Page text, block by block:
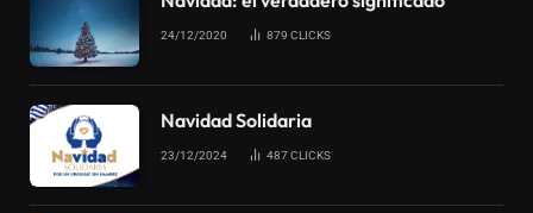
24/12/2020 879 CLICKS
Navidad Solidaria
23/12/2024 487 CLICKS